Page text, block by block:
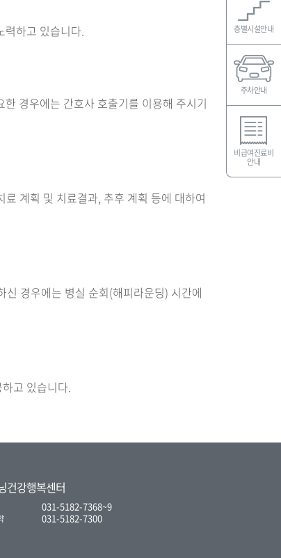
층별시설안내
주차안내
비급여진료비
안내
하고 있습니다.
경우에는 간호사 호출기를 이용해 주시기
계획 및 치료결과, 추후 계획 등에 대하여
경우에는 병실 순회(해피라운딩) 시간에
고 있습니다.
건강행복센터
031-5182-7368~9
031-5182-7300